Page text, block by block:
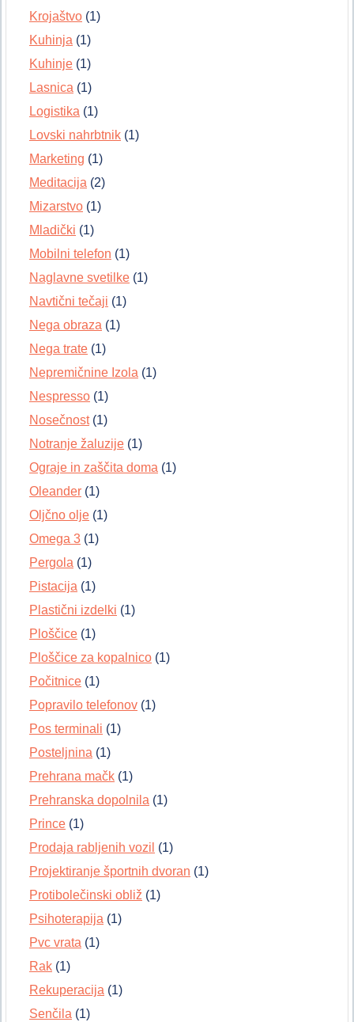
Krojaštvo (1)
Kuhinja (1)
Kuhinje (1)
Lasnica (1)
Logistika (1)
Lovski nahrbtnik (1)
Marketing (1)
Meditacija (2)
Mizarstvo (1)
Mladički (1)
Mobilni telefon (1)
Naglavne svetilke (1)
Navtični tečaji (1)
Nega obraza (1)
Nega trate (1)
Nepremičnine Izola (1)
Nespresso (1)
Nosečnost(1)
Notranje žaluzije (1)
Ograje in zaščita doma (1)
Oleander (1)
Oljčno olje (1)
Omega 3 (1)
Pergola (1)
Pistacija (1)
Plastični izdelki (1)
Ploščice (1)
Ploščice za kopalnico (1)
Počitnice (1)
Popravilo telefonov (1)
Pos terminali (1)
Posteljnina (1)
Prehrana mačk (1)
Prehranska dopolnila (1)
Prince (1)
Prodaja rabljenih vozil (1)
Projektiranje športnih dvoran (1)
Protibolečinski obliž (1)
Psihoterapija (1)
Pvc vrata (1)
Rak (1)
Rekuperacija (1)
Senčila (1)